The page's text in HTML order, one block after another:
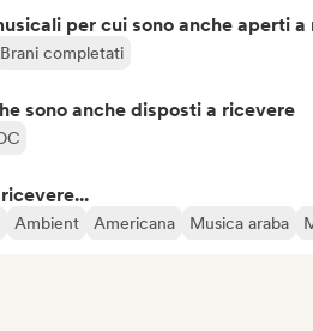
per cui sono anche aperti a
Brani completati
sono anche disposti a ricevere
Ambient Americana Musica araba